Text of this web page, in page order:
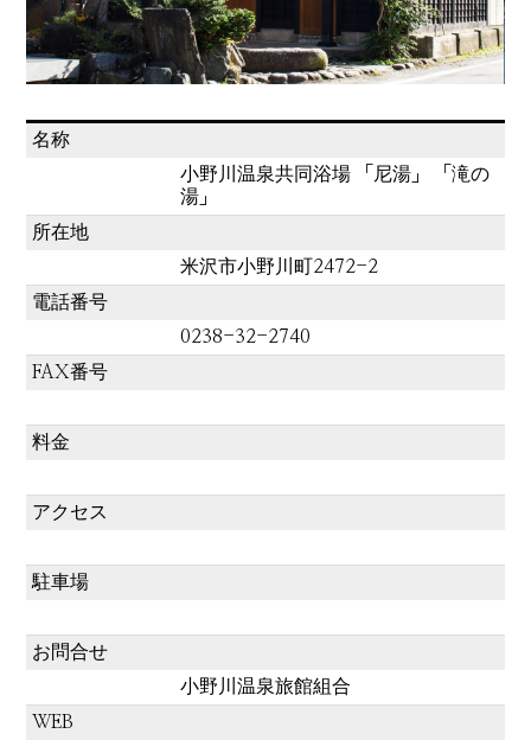
名称
小野川温泉共同浴場 「尼湯」 「滝の
湯」
所在地
米沢市小野川町2472-2
電話番号
0238-32-2740
FAX番号
料金
アクセス
駐車場
お問合せ
小野川温泉旅館組合
WEB